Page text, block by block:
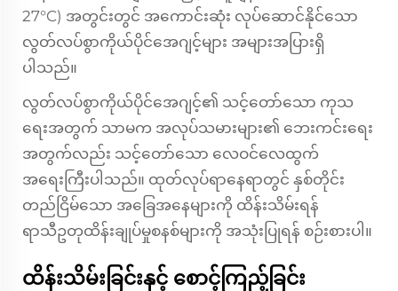
27°C) အတွင်းတွင် အကောင်းဆုံး လုပ်ဆောင်နိုင်သော
လွတ်လပ်စွာကိုယ်ပိုင်အေဂျင့်များ အများအပြားရှိ
ပါသည်။
လွတ်လပ်စွာကိုယ်ပိုင်အေဂျင့်၏ သင့်တော်သော ကုသ
ရေးအတွက် သာမက အလုပ်သမားများ၏ ဘေးကင်းရေး
အတွက်လည်း သင့်တော်သော လေဝင်လေထွက်
အရေးကြီးပါသည်။ ထုတ်လုပ်ရာနေရာတွင် နှစ်တိုင်း
တည်ငြိမ်သော အခြေအနေများကို ထိန်းသိမ်းရန်
ရာသီဥတုထိန်းချုပ်မှုစနစ်များကို အသုံးပြုရန် စဉ်းစားပါ။
ထိန်းသိမ်းခြင်းနှင့် စောင့်ကြည့်ခြင်း